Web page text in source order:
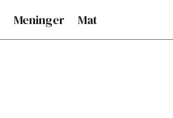
Meninger Mat